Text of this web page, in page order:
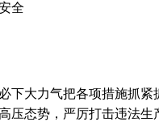
全
下大力气把各项措施抓
压态势，严厉打击违法